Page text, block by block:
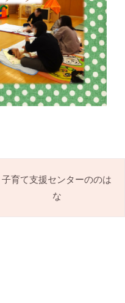
子育て支援センターののは
な